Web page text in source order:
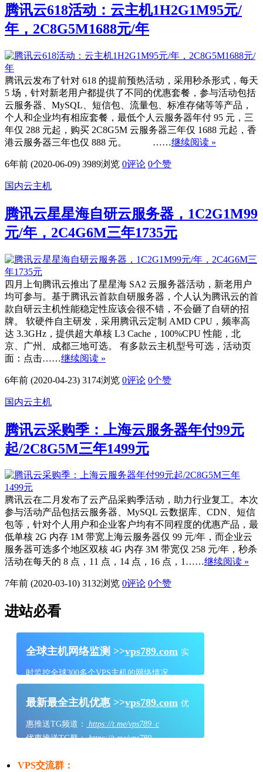
腾讯云618活动：云主机1H2G1M95元/
年，2C8G5M1688元/年
腾讯云发布了针对 618 的提前预热活动，采用秒杀形式，每天
5 场，针对新老用户都提供了不同的优惠套餐，参与活动包括
云服务器、MySQL、短信包、流量包、标准存储等等产品，
个人和企业均有相应套餐，最低个人云服务器年付 95 元，三
年仅 288 元起，购买 2C8G5M 云服务器三年仅 1688 元起，香
港云服务器三年也仅 888 元。 ……继续阅读 »
6年前 (2020-06-09) 3989浏览 0评论 0个赞
国内云主机
腾讯云星星海自研云服务器，1C2G1M99
元/年，2C4G6M三年1735元
四月上旬腾讯云推出了星星海 SA2 云服务器活动，新老用户
均可参与。基于腾讯云首款自研服务器，个人认为腾讯云的首
款自研云主机性能稳定性应该会很不错，不会砸了自研的招
牌。 软硬件自主研发，采用腾讯云定制 AMD CPU，频率高
达 3.3GHz，提供超大单核 L3 Cache，100%CPU 性能，北
京、广州、成都三地可选。 有多款云主机型号可选，活动页
面：点击……继续阅读 »
6年前 (2020-04-23) 3174浏览 0评论 0个赞
国内云主机
腾讯云采购季：上海云服务器年付99元
起/2C8G5M三年1499元
腾讯云在二月发布了云产品采购季活动，助力行业复工。本次
参与活动产品包括云服务器、MySQL 云数据库、CDN、短信
包等，针对个人用户和企业客户均有不同程度的优惠产品，最
低单核 2G 内存 1M 带宽上海云服务器仅 99 元/年，而企业云
服务器可选多个地区双核 4G 内存 3M 带宽仅 258 元/年，秒杀
活动在每天的 8 点，11 点，14 点，16 点，1……继续阅读 »
7年前 (2020-03-10) 3132浏览 0评论 0个赞
进站必看
全球主机网络监测 >>vps789.com 实
时监控全球300多个VPS主机的网络情况
最新最全主机优惠 >>vps789.com 优
惠推送TG频道：
https://t.me/vps789_c
优惠推送TG群：https://t.me/vps789
VPS交流群：